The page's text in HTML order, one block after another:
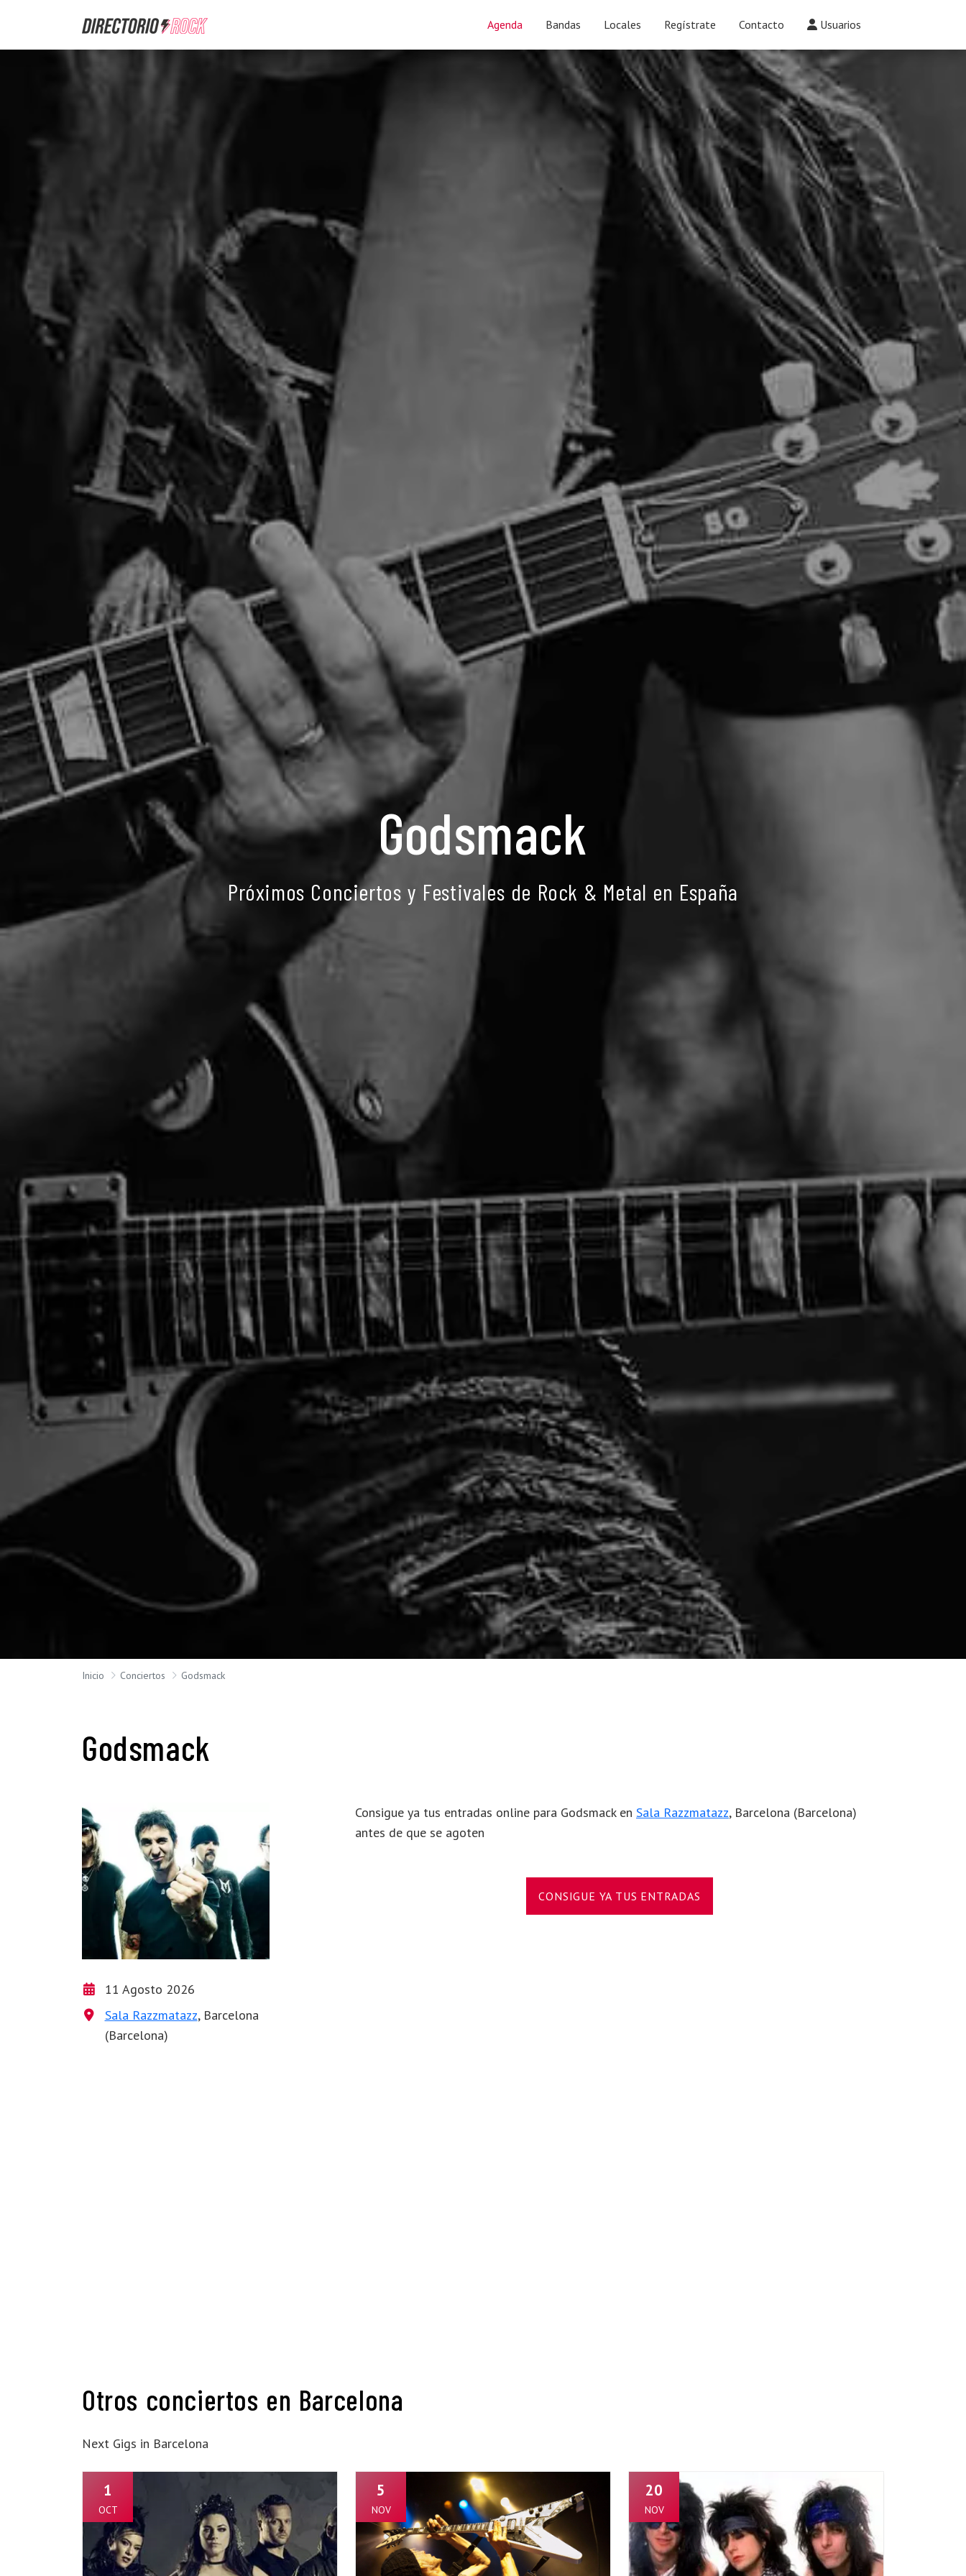
Agenda Bandas Locales Regístrate Contacto Usuarios
Godsmack
Próximos Conciertos y Festivales de Rock & Metal en España
Inicio Conciertos Godsmack
Godsmack
11 Agosto 2026
Sala Razzmatazz, Barcelona
(Barcelona)
Consigue ya tus entradas online para Godsmack en Sala Razzmatazz, Barcelona (Barcelona)
antes de que se agoten
CONSIGUE YA TUS ENTRADAS
Otros conciertos en Barcelona
Next Gigs in Barcelona
1
OCT
5
NOV
20
NOV